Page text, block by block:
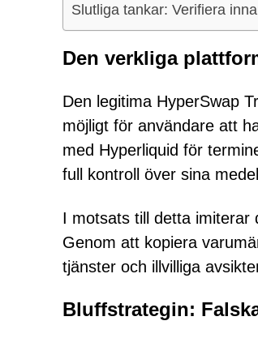
Slutliga tankar: Verifiera
Den verkliga
Den legitima HyperSwap
möjligt för användare att
med Hyperliquid för
full kontroll över sina
I motsats till detta imiterar
Genom att kopiera
tjänster och illvilliga
Bluffstrategin: